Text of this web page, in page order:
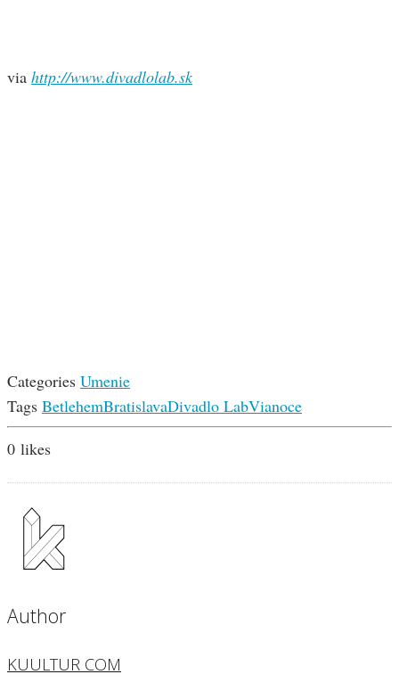
via http://www.divadlolab.sk
Categories Umenie
Tags BetlehemBratislavaDivadlo LabVianoce
0 likes
Author
KUULTUR COM